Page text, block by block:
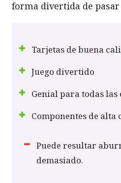
forma divertida de
Tarjetas de buena
Juego divertido
Genial para todas las
Componentes de alta
Puede resultar
demasiado.